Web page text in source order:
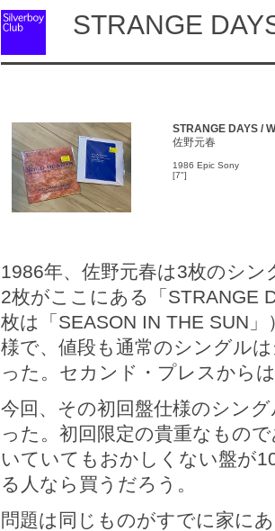
STRANGE
STRANGE DAYS /
佐野元春
1986 Epic Sony
[7"]
1986年、佐野元春は3枚のシ
2枚がここにある「STRANGE
枚は「SEASON IN THE SUN
様で、値段も通常のシングル
った。セカンド・プレスから
今回、その初回盤仕様のシン
った。初回限定の貴重なもの
いていてもおかしくない盤が
る人なら買うだろう。
問題は同じものがすでに家に